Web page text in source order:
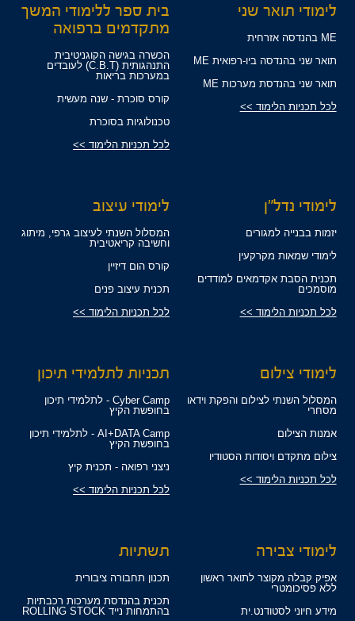
לימודי תואר שני
ME בהנדסה אזרחית
תואר שני בהנדסה ביו-רפואית ME
תואר שני בהנדסת מערכות ME
לכל תכניות הלימוד >>
בית ספר ללימודי המשך
מתקדמים ברפואה
הכשרה בגישה הקוגניטיבית
התנהגותית (C.B.T) לעובדים
במערכות בריאות
קורס סוכרת - שנה מעשית
טכנולוגיות בסוכרת
לכל תכניות הלימוד >>
לימודי נדל"ן
יזמות בבנייה למגורים
לימודי שמאות מקרקעין
תכנית הסבת אקדמאים למודדים
מוסמכים
לכל תכניות הלימוד >>
לימודי עיצוב
המסלול השנתי לעיצוב גרפי, מיתוג
וחשיבה קריאטיבית
קורס הום דיזיין
תכנית עיצוב פנים
לכל תכניות הלימוד >>
לימודי צילום
המסלול השנתי לצילום והפקת וידאו
מסחרי
אמנות הצילום
צילום מתקדם ויסודות הסטודיו
לכל תכניות הלימוד >>
תכניות לתלמידי תיכון
Cyber Camp - לתלמידי תיכון
בחופשת הקיץ
AI+DATA Camp - לתלמידי תיכון
בחופשת הקיץ
ניצני רפואה - תכנית קיץ
לכל תכניות הלימוד >>
לימודי צבירה
אפיק קבלה מקוצר לתואר ראשון
ללא פסיכומטרי
מידע חיוני לסטודנט.ית
תשתיות
תכנון תחבורה ציבורית
תכנית בהנדסת מערכות רכבתיות
בהתמחות נייד ROLLING STOCK